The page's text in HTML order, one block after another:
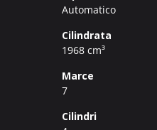
Automatico
Cilindrata
1968 cm³
Marce
7
Cilindri